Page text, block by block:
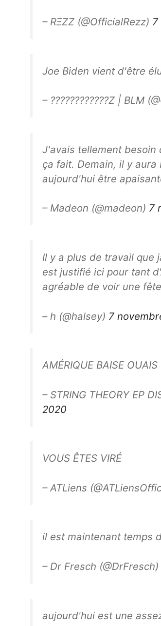
– RΞZZ (@OfficialRezz)
Joe Biden vient d'être
– ????????????Z | BLM
J'avais tellement besoin
ça fait. Demain, il y
aujourd'hui être
– Madeon (@madeon) 7
Il y a plus de travail que
est justifié ici pour tant
agréable de voir une
– h (@halsey) 7
AMÉRIQUE BAISE OUAIS
– STRING THEORY EP
2020
VOUS ÊTES VIRÉ
– ATLiens
il est maintenant temps
– Dr Fresch (@DrFresch)
aujourd'hui est une